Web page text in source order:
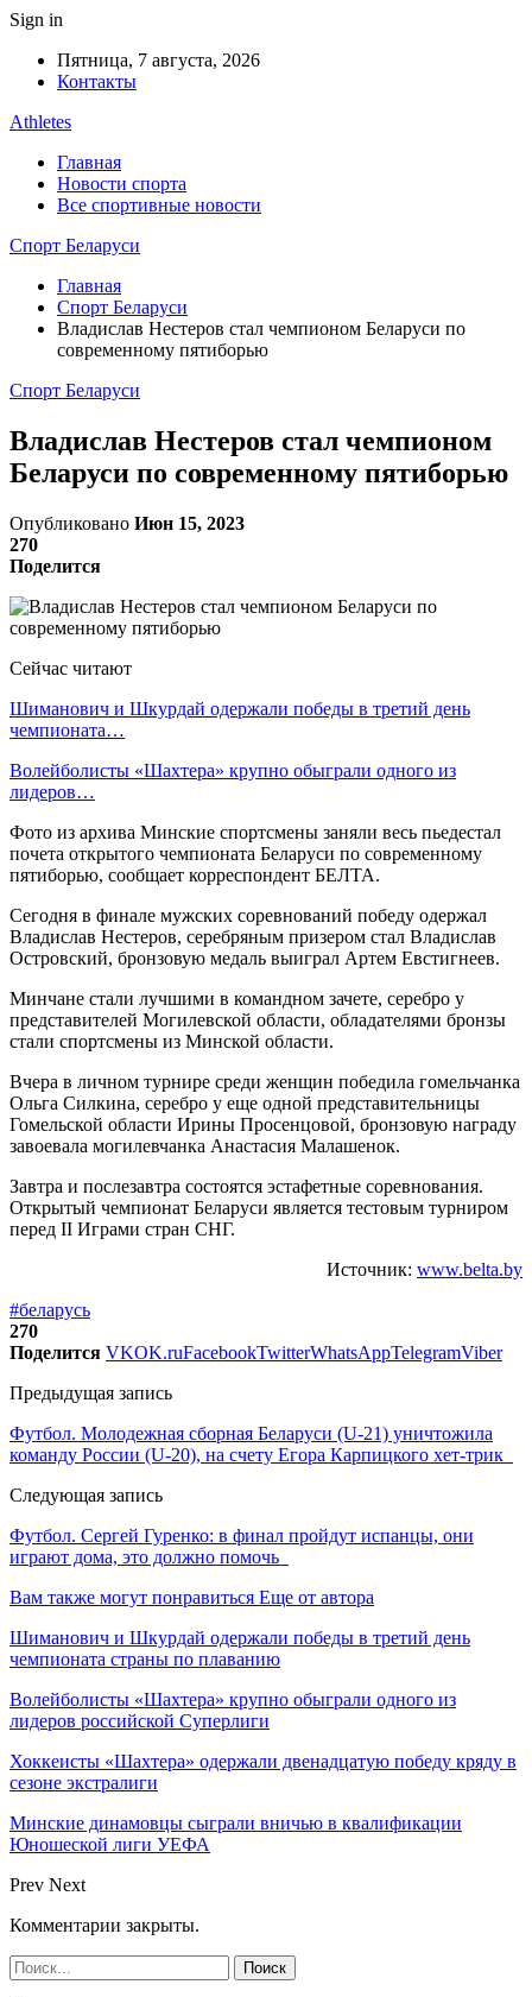
Sign in
Пятница, 7 августа, 2026
Контакты
Athletes
Главная
Новости спорта
Все спортивные новости
Спорт Беларуси
Главная
Спорт Беларуси
Владислав Нестеров стал чемпионом Беларуси по
современному пятиборью
Спорт Беларуси
Владислав Нестеров стал чемпионом
Беларуси по современному пятиборью
Опубликовано Июн 15, 2023
270
Поделится
Сейчас читают
Шиманович и Шкурдай одержали победы в третий день
чемпионата…
Волейболисты «Шахтера» крупно обыграли одного из
лидеров…
Фото из архива Минские спортсмены заняли весь пьедестал
почета открытого чемпионата Беларуси по современному
пятиборью, сообщает корреспондент БЕЛТА.
Сегодня в финале мужских соревнований победу одержал
Владислав Нестеров, серебряным призером стал Владислав
Островский, бронзовую медаль выиграл Артем Евстигнеев.
Минчане стали лучшими в командном зачете, серебро у
представителей Могилевской области, обладателями бронзы
стали спортсмены из Минской области.
Вчера в личном турнире среди женщин победила гомельчанка
Ольга Силкина, серебро у еще одной представительницы
Гомельской области Ирины Просенцовой, бронзовую награду
завоевала могилевчанка Анастасия Малашенок.
Завтра и послезавтра состоятся эстафетные соревнования.
Открытый чемпионат Беларуси является тестовым турниром
перед II Играми стран СНГ.
Источник: www.belta.by
#беларусь
270
Поделится VKOK.ruFacebookTwitterWhatsAppTelegramViber
Предыдущая запись
Футбол. Молодежная сборная Беларуси (U-21) уничтожила
команду России (U-20), на счету Егора Карпицкого хет-трик
Следующая запись
Футбол. Сергей Гуренко: в финал пройдут испанцы, они
играют дома, это должно помочь
Вам также могут понравиться Еще от автора
Шиманович и Шкурдай одержали победы в третий день
чемпионата страны по плаванию
Волейболисты «Шахтера» крупно обыграли одного из
лидеров российской Суперлиги
Хоккеисты «Шахтера» одержали двенадцатую победу кряду в
сезоне экстралиги
Минские динамовцы сыграли вничью в квалификации
Юношеской лиги УЕФА
Prev Next
Комментарии закрыты.